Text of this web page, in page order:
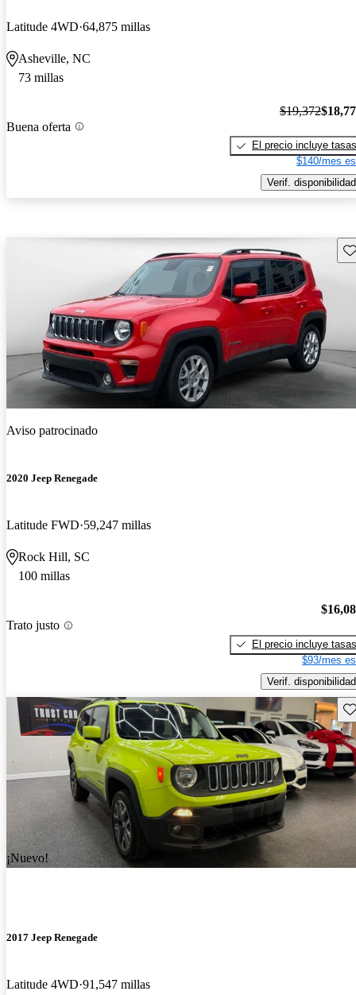
Latitude 4WD 64,875 millas
Asheville, NC
73 millas
Buena oferta
$19,372
El precio incluye tasas
$140/mes
Verif. disponibilidad
Aviso patrocinado
2020 Jeep Renegade
Latitude FWD 59,247 millas
Rock Hill, SC
100 millas
Trato justo
El precio incluye tasas
$93/mes
Verif. disponibilidad
¡Nuevo!
2017 Jeep Renegade
Latitude 4WD 91,547 millas